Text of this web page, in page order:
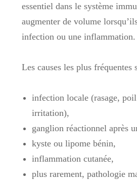
essentiel dans le système
augmenter de volume
infection ou une inflammation.
Les causes les plus fréquentes
infection locale (rasage,
irritation),
ganglion réactionnel après
kyste ou lipome bénin,
inflammation cutanée,
plus rarement, pathologie